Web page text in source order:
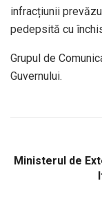
infracțiunii
pedepsită cu
Grupul de
Guvernului.
Ministerul de